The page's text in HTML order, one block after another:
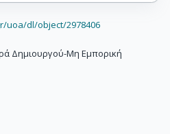
uoa/dl/object/2978406
Δημιουργού-Μη Εμπορική